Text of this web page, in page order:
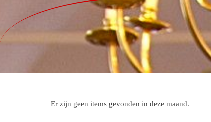
Er zijn geen items gevonden in deze maand.